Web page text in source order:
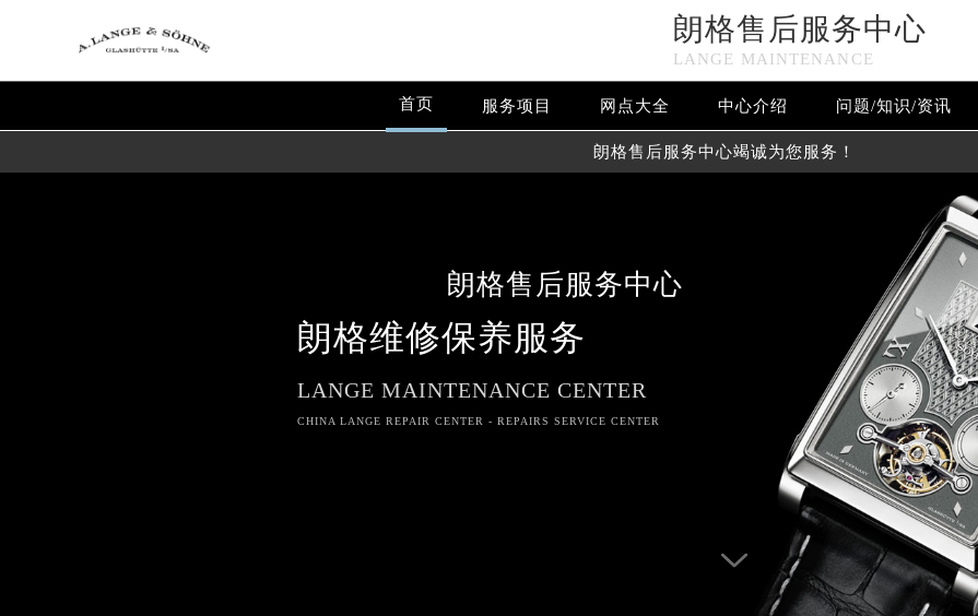
朗格售后服务中心
LANGE MAINTENANCE
首页 服务项目 网点大全 中心介绍 问题/知识/资讯
朗格售后服务中心竭诚为您服务！
朗格售后服务中心
朗格维修保养服务
LANGE MAINTENANCE CENTER
CHINA LANGE REPAIR CENTER - REPAIRS SERVICE CENTER
朗格官方全国统一服务热线400-609-9509，服务覆盖中国大陆、香港、澳门、台湾全部区域（非大陆